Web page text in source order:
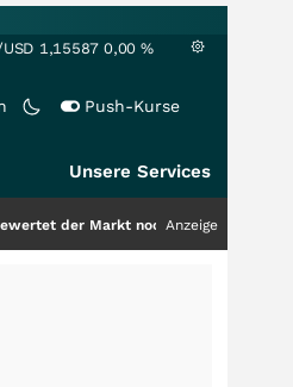
1,15587 0,00 %
Push-Kurse
Unsere Services
noch immer nur die Hälfte der
Anzeige